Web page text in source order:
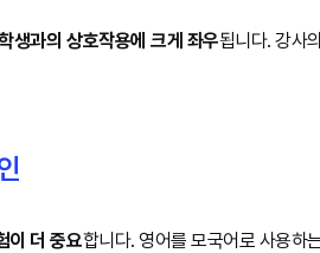
생과의 상호작용에 크게 좌우됩니다. 강사
이 더 중요합니다. 영어를 모국어로 사용하